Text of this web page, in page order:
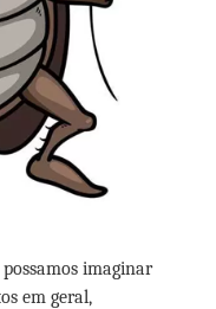
imaginar
em geral,